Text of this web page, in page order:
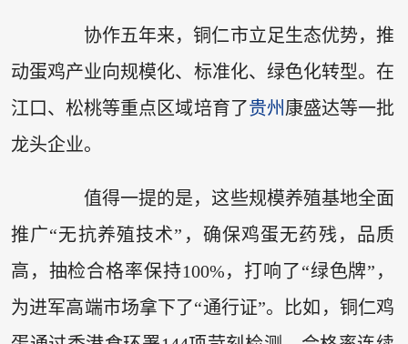
协作五年来，铜仁市立足生态优势，推
动蛋鸡产业向规模化、标准化、绿色化转型。在
江口、松桃等重点区域培育了贵州 康盛达等一批
龙头企业。
值得一提的是，这些规模养殖基地全面
推广“无抗养殖技术”，确保鸡蛋无药残，品质
高，抽检合格率保持100%，打响了“绿色牌”，
为进军高端市场拿下了“通行证”。比如，铜仁鸡